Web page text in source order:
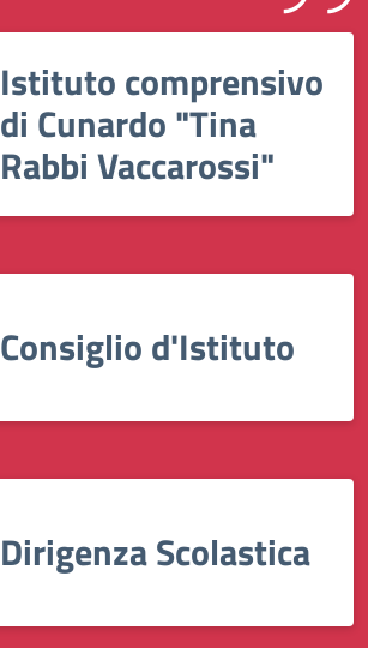
Istituto comprensivo
di Cunardo "Tina
Rabbi Vaccarossi"
Consiglio d'Istituto
Dirigenza Scolastica